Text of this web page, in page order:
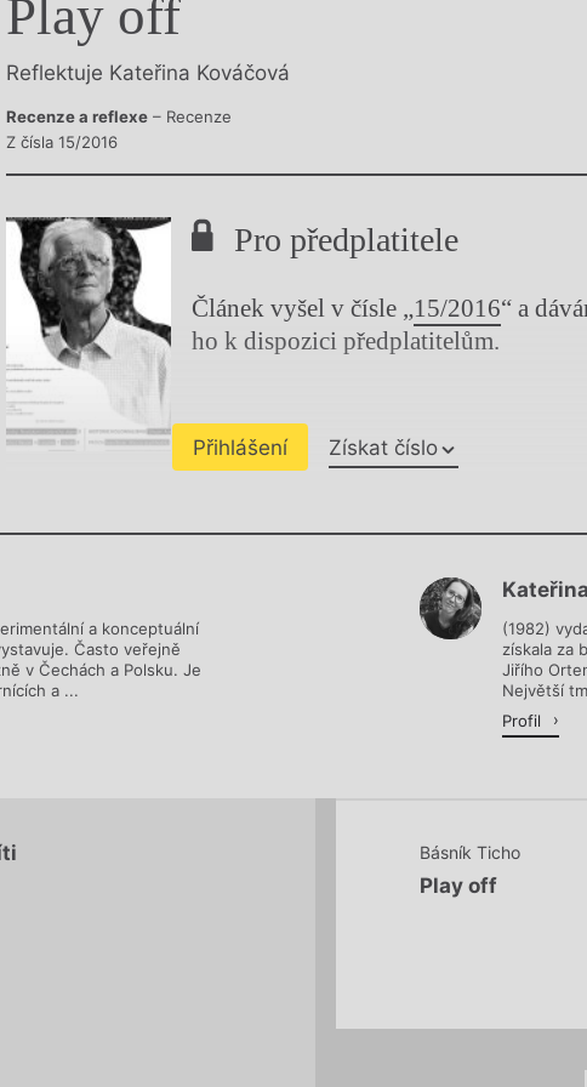
ceny
Play off
Reflektuje Kateřina Kováčová
Recenze a reflexe – Recenze
Z čísla 15/2016
Pro předplatitele
Článek vyšel v čísle „15/2016“ a
ho k dispozici předplatitelům.
Přihlášení Získat číslo
Chviličku.
a konceptuální
Často veřejně
v Čechách a Polsku. Je
a ...
(1982)
získala za
Jiřího
Největší
Profil
Básník Ticho
Play off